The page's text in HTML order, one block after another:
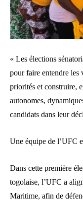
« Les élections
pour faire entendre les
priorités et construire,
autonomes,
candidats dans leur
Une équipe de l’UFC
Dans cette première
togolaise, l’UFC a
Maritime, afin de